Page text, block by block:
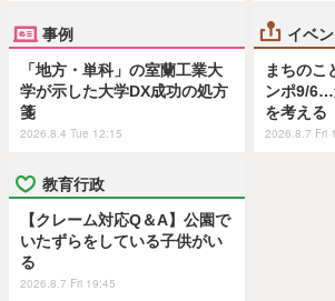
事例
「地方・単科」の室蘭工業大
学が示した大学DX成功の処方
箋
2026.8.4 Tue 12:15
イベン
まちのこ
ンポ9/6…
を考える
2026.8.7 Fri
教育行政
【クレーム対応Q＆A】公園で
いたずらをしている子供がい
る
2026.8.7 Fri 19:45